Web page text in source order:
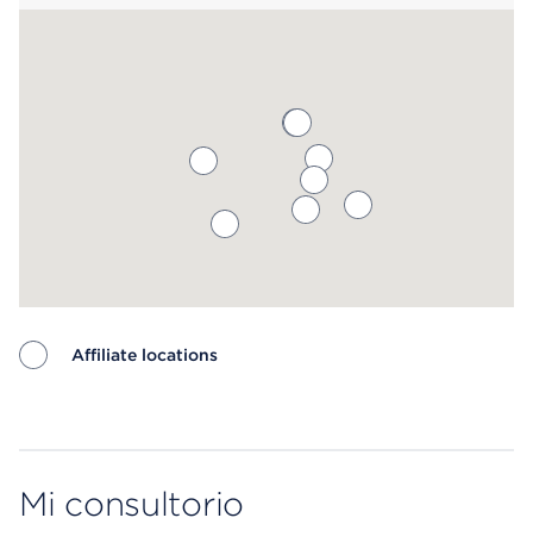
Affiliate locations
Mi consultorio